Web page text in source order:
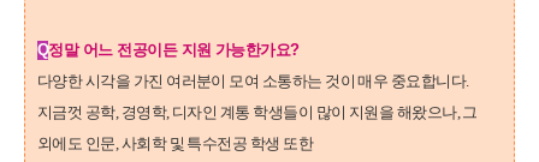
Q정말 어느 전공이든 지원 가능한가요?
다양한 시각을 가진 여러분이 모여 소통하는 것이 매우 중요합니다.
지금껏 공학, 경영학, 디자인 계통 학생들이 많이 지원을 해왔으나, 그
외에도 인문, 사회학 및 특수전공 학생 또한